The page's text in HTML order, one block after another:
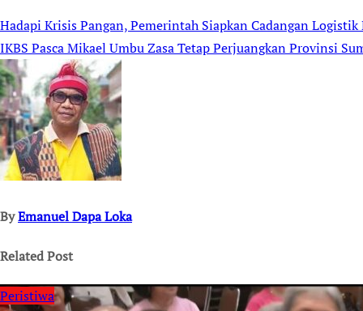
Post
navigation
Hadapi Krisis Pangan, Pemerintah Siapkan Cadangan
IKBS Pasca Mikael Umbu Zasa Tetap Perjuangkan Provinsi
ByEmanuel Dapa Loka
Related Post
Peristiwa